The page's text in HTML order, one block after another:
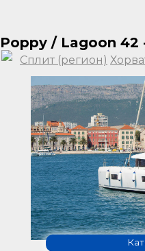
Poppy / Lagoon 42
Сплит (регион)